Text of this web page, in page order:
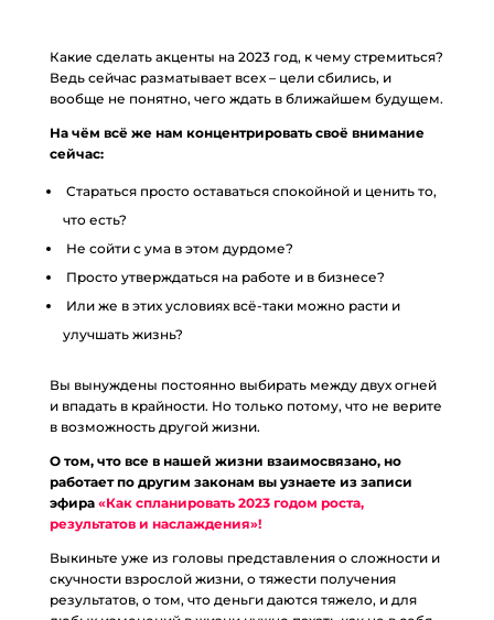
Какие сделать акценты на 2023 год, к чему стремиться?
Ведь сейчас разматывает всех – цели сбились, и
вообще не понятно, чего ждать в ближайшем будущем.
На чём всё же нам концентрировать своё внимание
сейчас:
Стараться просто оставаться спокойной и ценить то,
что есть?
Не сойти с ума в этом дурдоме?
Просто утверждаться на работе и в бизнесе?
Или же в этих условиях всё-таки можно расти и
улучшать жизнь?
Вы вынуждены постоянно выбирать между двух огней
и впадать в крайности. Но только потому, что не верите
в возможность другой жизни.
О том, что все в нашей жизни взаимосвязано, но
работает по другим законам вы узнаете из записи
эфира «Как спланировать 2023 годом роста,
результатов и наслаждения»!
Выкиньте уже из головы представления о сложности и
скучности взрослой жизни, о тяжести получения
результатов, о том, что деньги даются тяжело, и для